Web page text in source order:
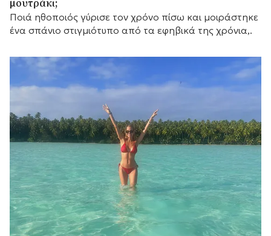
μουτράκι;
Ποιά ηθοποιός γύρισε τον χρόνο πίσω και μοιράστηκε
ένα σπάνιο στιγμιότυπο από τα εφηβικά της χρόνια,.